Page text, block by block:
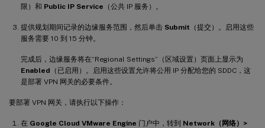
限）和 Public IP Service （公共 IP 服务）。
提供规划期间记录的边缘服务范围，然后单击 Submit （提交）。启用这些
服务需要 10 到 15 分钟。
完成后，边缘服务将在“Regional Settings”（区域设置）页面上显示为
Enabled （已启用）。启用这些设置允许将公用 IP 分配给您的 SDDC，这
是部署 VPN 网关的必要条件。
要部署 VPN 网关，请执行以下操作：
在 Google Cloud VMware Engine 门户中，转到 Network（网络）>